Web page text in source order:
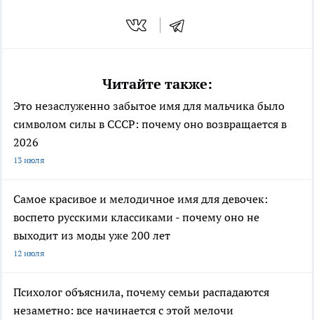
Читайте также:
Это незаслуженно забытое имя для мальчика было
символом силы в СССР: почему оно возвращается в
2026
13 июля
Самое красивое и мелодичное имя для девочек:
воспето русскими классиками - почему оно не
выходит из моды уже 200 лет
12 июля
Психолог объяснила, почему семьи распадаются
незаметно: все начинается с этой мелочи